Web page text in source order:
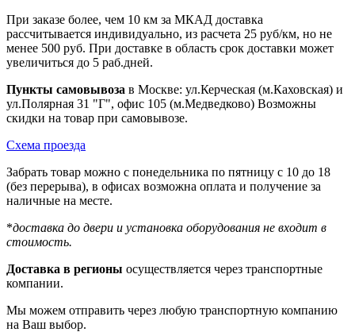
При заказе более, чем 10 км за МКАД доставка
рассчитывается индивидуально, из расчета 25 руб/км, но не
менее 500 руб. При доставке в область срок доставки может
увеличиться до 5 раб.дней.
Пункты самовывоза в Москве: ул.Керческая (м.Каховская) и
ул.Полярная 31 "Г", офис 105 (м.Медведково) Возможны
скидки на товар при самовывозе.
Схема проезда
Забрать товар можно с понедельника по пятницу с 10 до 18
(без перерыва), в офисах возможна оплата и получение за
наличные на месте.
*доставка до двери и установка оборудования не входит в
стоимость.
Доставка в регионы осуществляется через транспортные
компании.
Мы можем отправить через любую транспортную компанию
на Ваш выбор.